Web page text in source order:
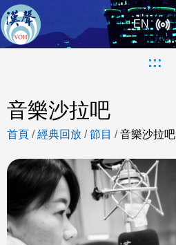
EN
:::
音樂沙拉吧
首頁 /經典回放 /節目 /音樂沙拉吧